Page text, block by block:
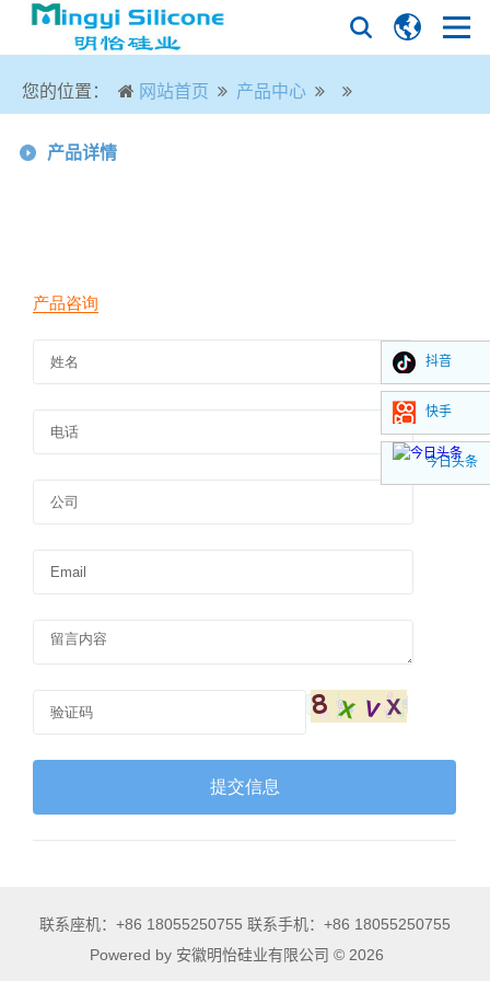
您的位置： 网站首页 产品中心
产品详情
联系座机：+86 18055250755 联系手机：+86 18055250755
Powered by 安徽明怡硅业有限公司 © 2026
抖音
快手
今日头条